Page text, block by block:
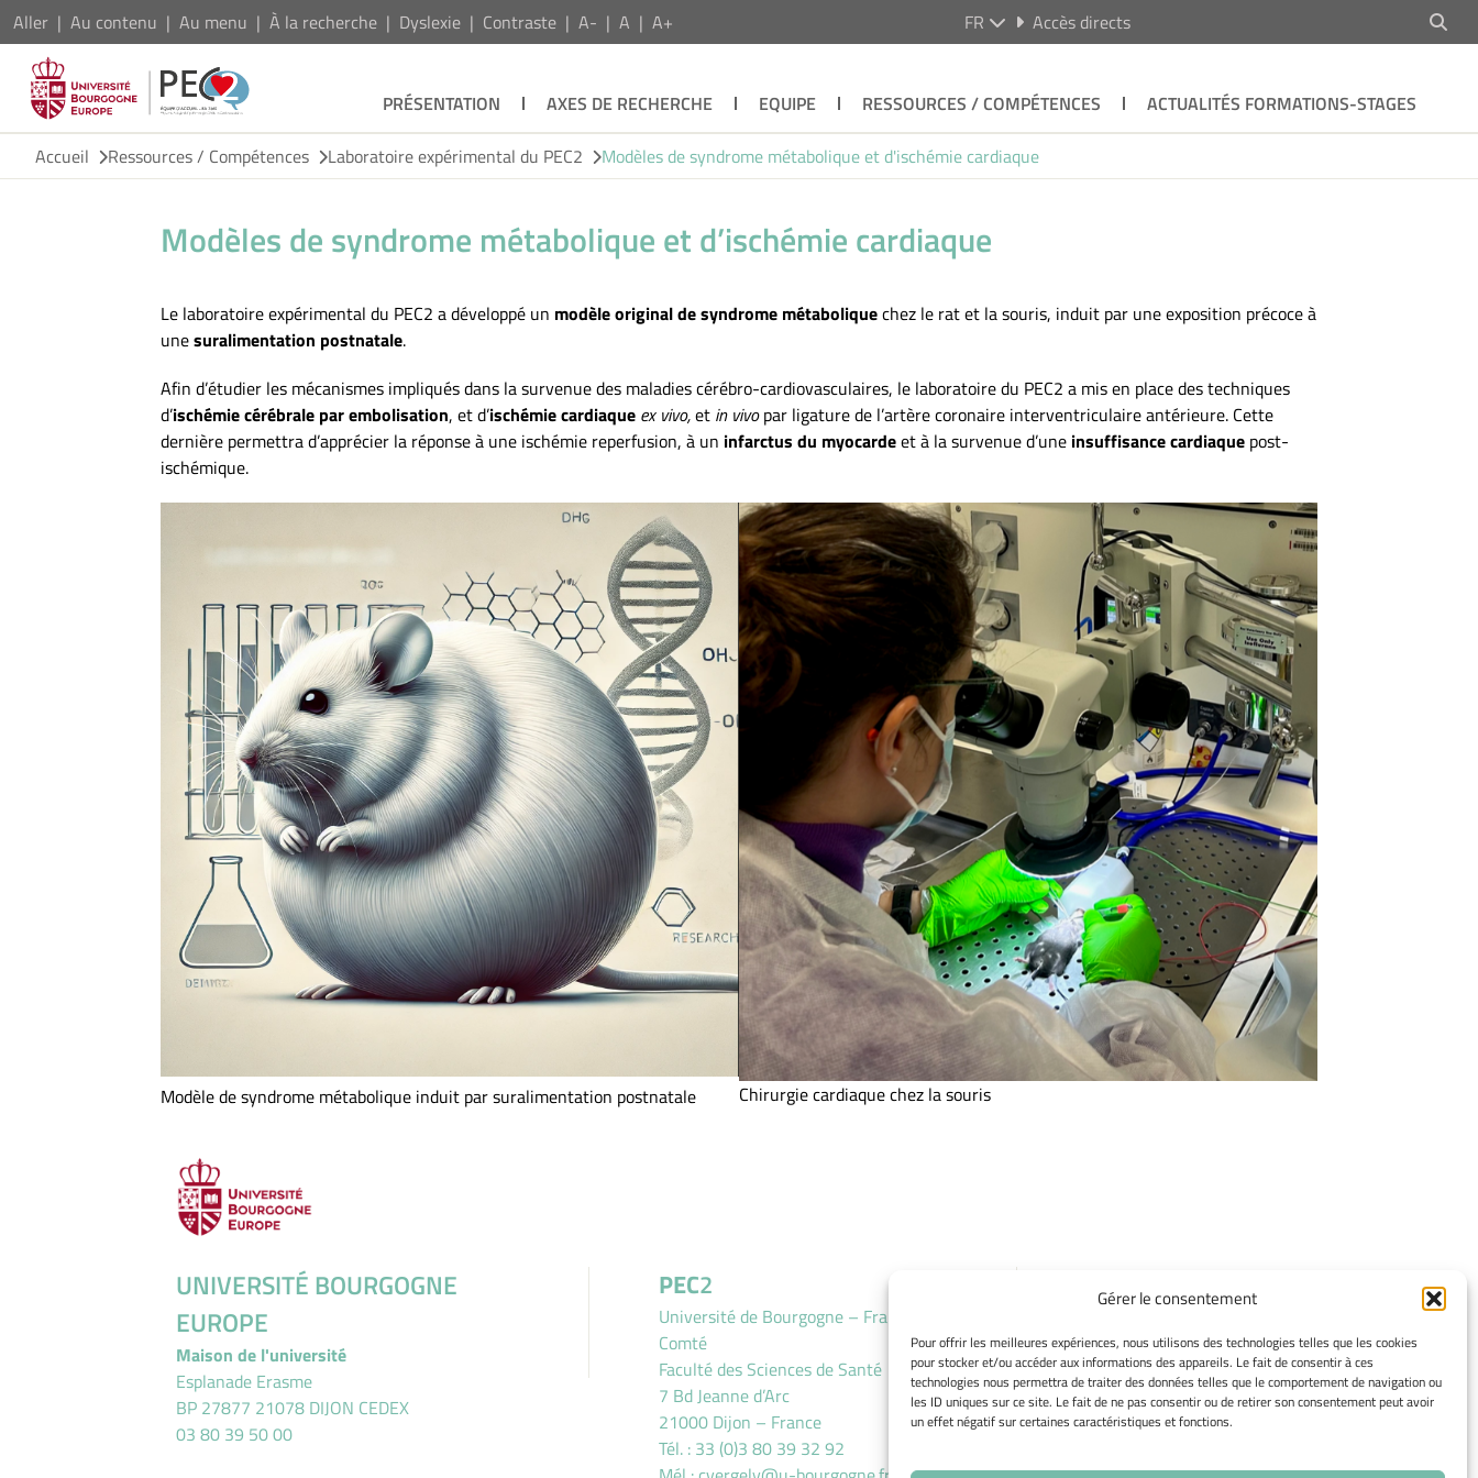
Gérer le consentement
Pour offrir les meilleures expériences, nous utilisons des technologies telles que les cookies
pour stocker et/ou accéder aux informations des appareils. Le fait de consentir à ces
technologies nous permettra de traiter des données telles que le comportement de navigation ou
les ID uniques sur ce site. Le fait de ne pas consentir ou de retirer son consentement peut avoir
un effet négatif sur certaines caractéristiques et fonctions.
Aller Au contenu Au menu À la recherche Dyslexie Contraste A- A A+ FR Accès directs
PRÉSENTATION AXES DE RECHERCHE EQUIPE RESSOURCES / COMPÉTENCES
ACTUALITÉS FORMATIONS-STAGES
Accueil
Ressources / Compétences Laboratoire expérimental du PEC2 Modèles de syndrome métabolique et d'ischémie cardiaque
Modèles de syndrome métabolique et d’ischémie cardiaque
Le laboratoire expérimental du PEC2 a développé un modèle original de syndrome métaboliquechez le rat et la souris, induit par une exposition précoce à
unesuralimentation postnatale.
Afin d’étudier les mécanismes impliqués dans la survenue des maladies cérébro-cardiovasculaires, le laboratoire du PEC2 a mis en place des techniques
d’ischémie cérébrale par embolisation, et d’ischémie cardiaque ex vivo,et in vivopar ligature de l’artère coronaire interventriculaire antérieure. Cette
dernière permettra d’apprécier la réponse à une ischémie reperfusion, à un infarctus du myocardeet à la survenue d’une insuffisance cardiaque post-
ischémique.
Modèle de syndrome métabolique induit par suralimentation postnatale Chirurgie cardiaque chez la souris
UNIVERSITÉ BOURGOGNE
EUROPE
Maison de l'université
Esplanade Erasme
BP 27877 21078 DIJON CEDEX
03 80 39 50 00
PEC2
Université de Bourgogne – Franche
Comté
Faculté des Sciences de Santé
7 Bd Jeanne d’Arc
21000 Dijon – France
Tél. : 33 (0)3 80 39 32 92
INFORMATIONS
Mentions légales
Gérer mes cookies
Politique de cookies
Déclaration de confidentialité